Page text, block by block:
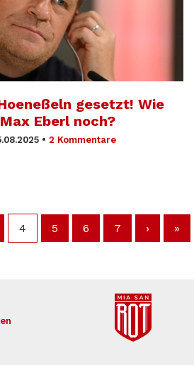
gesetzt! Wie
Eberl noch?
• 2 Kommentare
4 5 6 7 › »